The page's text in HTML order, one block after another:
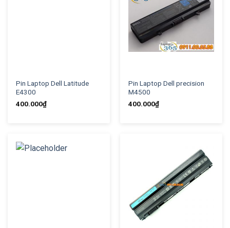
Pin Laptop Dell Latitude
E4300
400.000₫
Pin Laptop Dell precision
M4500
400.000₫